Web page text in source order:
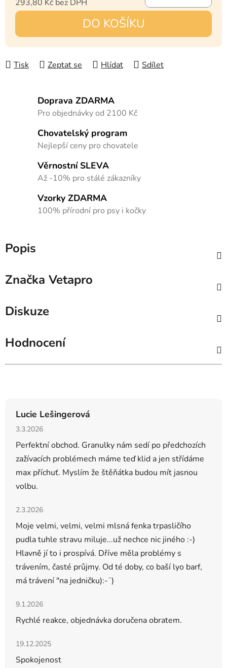
293,80 Kč bez DPH
Měrná cena:
DO KOŠÍKU
Tisk Zeptat se Hlídat Sdílet
Doprava ZDARMA
Pro objednávky od 2100 Kč
Chovatelský program
Nejlepší ceny pro chovatele
Věrnostní SLEVA
Až -10% pro stálé zákazníky
Vzorky ZDARMA
100% přírodní pro psy i kočky
Popis
Značka Vetapro
Diskuze
Hodnocení
Lucie Lešingerová
Hodnocení obchodu je 5 z 5 hvězdiček.
3.3.2026
Perfektní obchod. Granulky nám sedí po předchozích
zažívacích problémech máme teď klid a jen střídáme
max příchuť. Myslím že štěňátka budou mít jasnou
volbu.
Hodnocení obchodu je 5 z 5 hvězdiček.
2.3.2026
Moje velmi, velmi, velmi mlsná fenka trpasličího
pudla tuhle stravu miluje...už nechce nic jiného :-)
Hlavně jí to i prospívá. Dříve měla problémy s
trávením, časté průjmy. Od té doby, co baší lyo barf,
má trávení "na jedničku):-¨)
Hodnocení obchodu je 5 z 5 hvězdiček.
9.1.2026
Rychlé reakce, objednávka doručena obratem.
Hodnocení obchodu je 5 z 5 hvězdiček.
19.12.2025
Spokojenost